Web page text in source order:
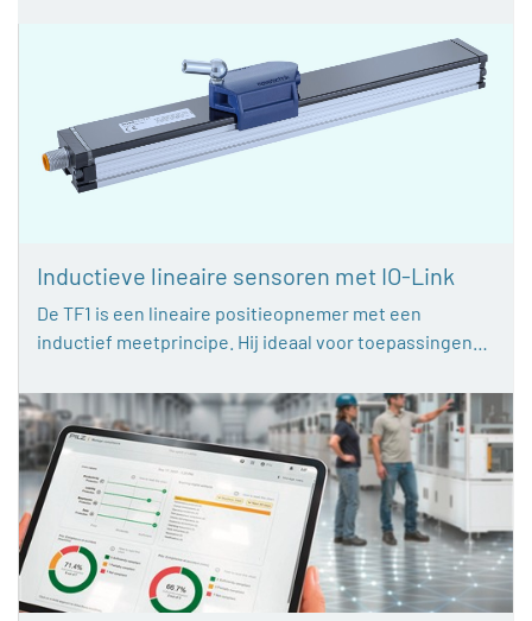
Inductieve lineaire sensoren met IO-Link
De TF1 is een lineaire positieopnemer met een
inductief meetprincipe. Hij ideaal voor toepassingen…